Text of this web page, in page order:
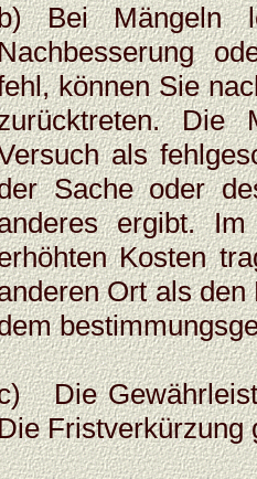
Bei Mängeln
können Sie
Die
als
Sache oder
ergibt.
Kosten
Ort als
Die
Fristverkürzung